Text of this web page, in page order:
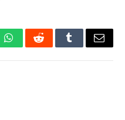
WhatsAppRedditTumblrEmail